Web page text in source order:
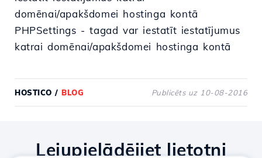
domēnai/apakšdomei hostinga kontā
PHPSettings - tagad var iestatīt iestatījumus
katrai domēnai/apakšdomei hostinga kontā
HOSTICO / BLOG Publicēts uz 10-08-2016
Lejupielādējiet lietotni